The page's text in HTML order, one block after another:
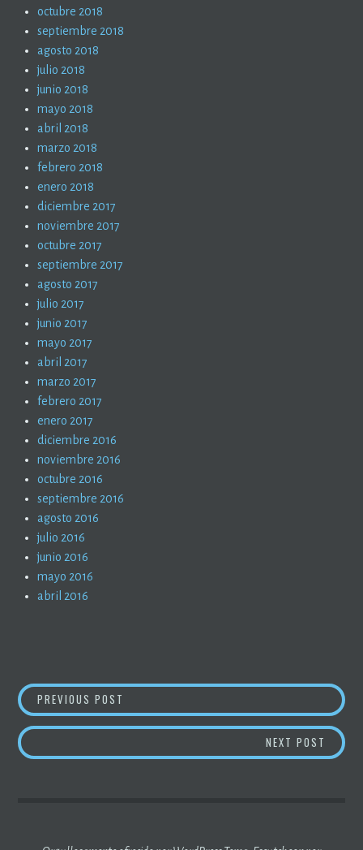
octubre 2018
septiembre 2018
agosto 2018
julio 2018
junio 2018
mayo 2018
abril 2018
marzo 2018
febrero 2018
enero 2018
diciembre 2017
noviembre 2017
octubre 2017
septiembre 2017
agosto 2017
julio 2017
junio 2017
mayo 2017
abril 2017
marzo 2017
febrero 2017
enero 2017
diciembre 2016
noviembre 2016
octubre 2016
septiembre 2016
agosto 2016
julio 2016
junio 2016
mayo 2016
abril 2016
NAVEGACIÓN
DE
PREVIOUS POST
NEXT POST QUÉ